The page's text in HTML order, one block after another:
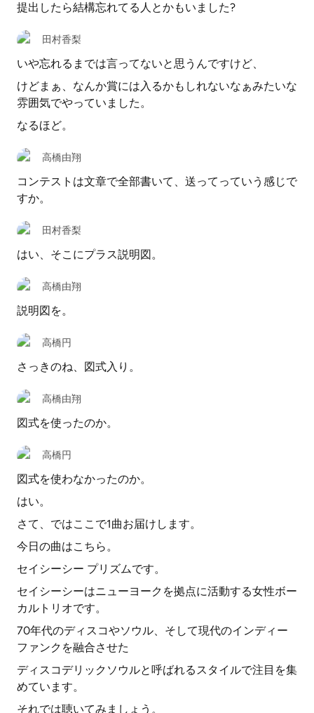
提出したら結構忘れてる人とかもいました?
田村香梨
いや忘れるまでは言ってないと思うんですけど、
けどまぁ、なんか賞には入るかもしれないなぁみたいな
雰囲気でやっていました。
なるほど。
高橋由翔
コンテストは文章で全部書いて、送ってっていう感じで
すか。
田村香梨
はい、そこにプラス説明図。
高橋由翔
説明図を。
高橋円
さっきのね、図式入り。
高橋由翔
図式を使ったのか。
高橋円
図式を使わなかったのか。
はい。
さて、ではここで1曲お届けします。
今日の曲はこちら。
セイシーシー プリズムです。
セイシーシーはニューヨークを拠点に活動する女性ボー
カルトリオです。
70年代のディスコやソウル、そして現代のインディー
ファンクを融合させた
ディスコデリックソウルと呼ばれるスタイルで注目を集
めています。
それでは聴いてみましょう。